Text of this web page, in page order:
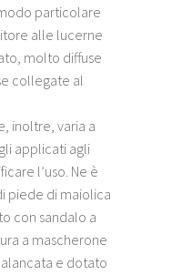
particolare
alle lucerne
molto diffuse
collegate al
inoltre, varia a
applicati agli
l’uso. Ne è
piede di maiolica
con sandalo a
a mascherone
e dotato